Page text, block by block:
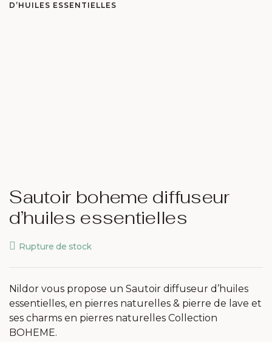
D’HUILES ESSENTIELLES
Sautoir boheme diffuseur
d’huiles essentielles
Rupture de stock
Nildor vous propose un Sautoir diffuseur d’huiles
essentielles, en pierres naturelles & pierre de lave et
ses charms en pierres naturelles Collection
BOHEME.